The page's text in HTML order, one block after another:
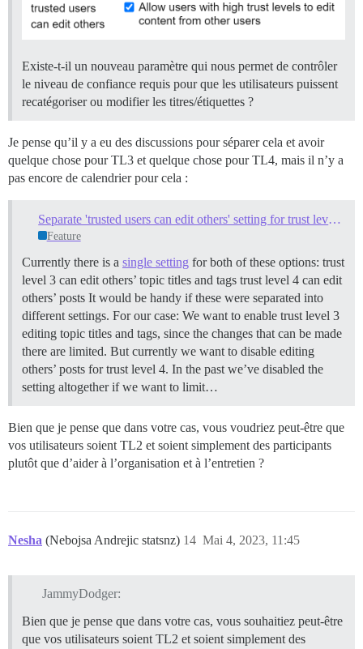
Existe-t-il un nouveau paramètre qui nous permet de contrôler
le niveau de confiance requis pour que les utilisateurs puissent
recatégoriser ou modifier les titres/étiquettes ?
Je pense qu’il y a eu des discussions pour séparer cela et avoir
quelque chose pour TL3 et quelque chose pour TL4, mais il n’y a
pas encore de calendrier pour cela :
Separate 'trusted users can edit others' setting for trust levels 3 & 4
Feature
Currently there is a single setting for both of these options: trust
level 3 can edit others’ topic titles and tags trust level 4 can edit
others’ posts It would be handy if these were separated into
different settings. For our case: We want to enable trust level 3
editing topic titles and tags, since the changes that can be made
there are limited. But currently we want to disable editing
others’ posts for trust level 4. In the past we’ve disabled the
setting altogether if we want to limit…
Bien que je pense que dans votre cas, vous voudriez peut-être que
vos utilisateurs soient TL2 et soient simplement des participants
plutôt que d’aider à l’organisation et à l’entretien ?
Nesha (Nebojsa Andrejic statsnz) Mai 4, 2023, 11:45
14
JammyDodger:
Bien que je pense que dans votre cas, vous souhaitiez peut-être
que vos utilisateurs soient TL2 et soient simplement des